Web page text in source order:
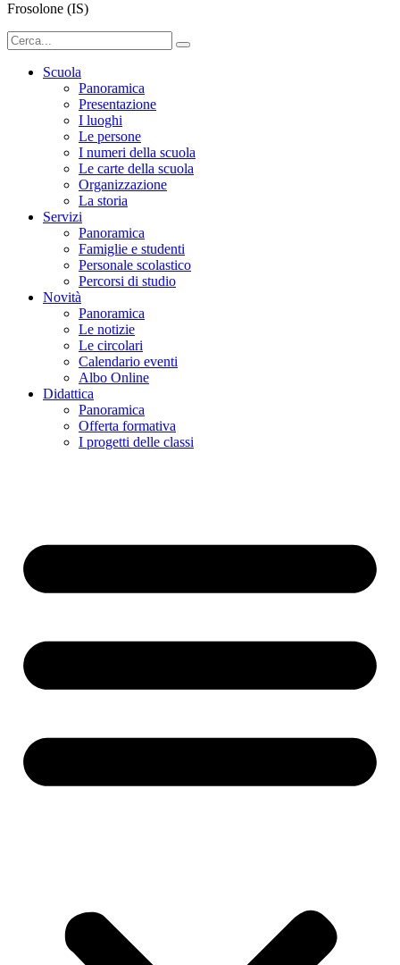
Frosolone (IS)
Scuola
Panoramica
Presentazione
I luoghi
Le persone
I numeri della scuola
Le carte della scuola
Organizzazione
La storia
Servizi
Panoramica
Famiglie e studenti
Personale scolastico
Percorsi di studio
Novità
Panoramica
Le notizie
Le circolari
Calendario eventi
Albo Online
Didattica
Panoramica
Offerta formativa
I progetti delle classi